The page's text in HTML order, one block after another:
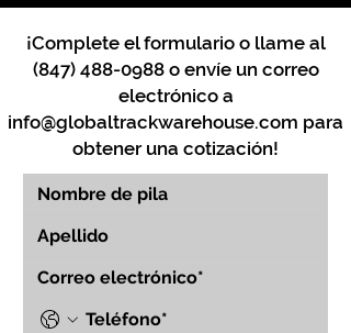
¡Complete el formulario o llame al
(847) 488-0988o envíe un correo
electrónico a
info@globaltrackwarehouse.com para
obtener una cotización!